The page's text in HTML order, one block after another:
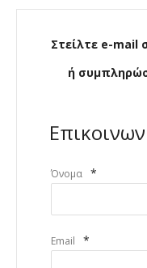
Στείλτε e-mail
ή
Όνομα *
Email *